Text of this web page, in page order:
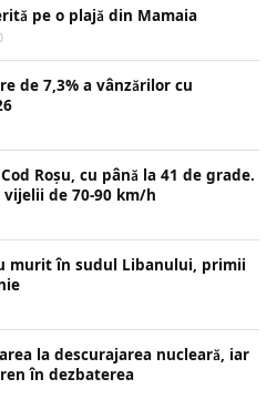
pe o plajă din Mamaia
de 7,3% a vânzărilor cu
Roșu, cu până la 41 de grade.
vijelii de 70-90 km/h
murit în sudul Libanului, primii
la descurajarea nucleară, iar
în dezbaterea